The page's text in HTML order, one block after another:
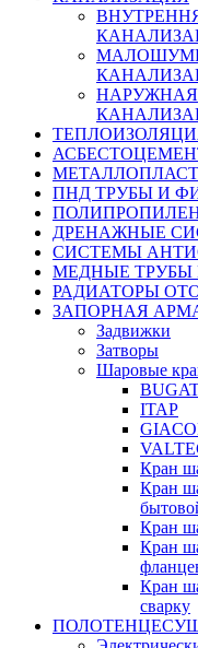
НАРУЖНАЯ
ПНД ТРУБЫ И
ДРЕНАЖНЫЕ
СИСТЕМЫ
МЕДНЫЕ ТРУБЫ
РАДИАТОРЫ
ЗАПОРНАЯ
Задвижки
Затворы
Шаровые
ITAP
Кран
Кран
Кран
Кран
Кран
сварку